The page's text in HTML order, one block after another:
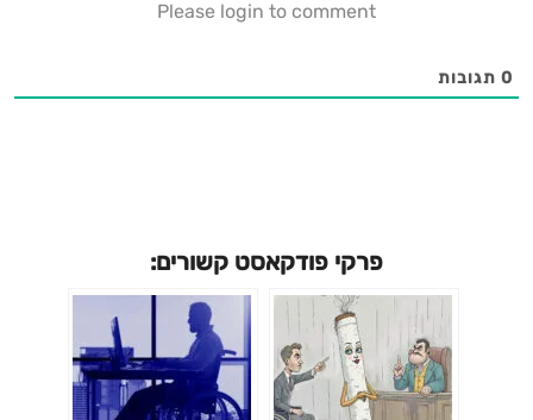
Please login to comment
0 תגובות
פרקי פודקאסט קשורים: